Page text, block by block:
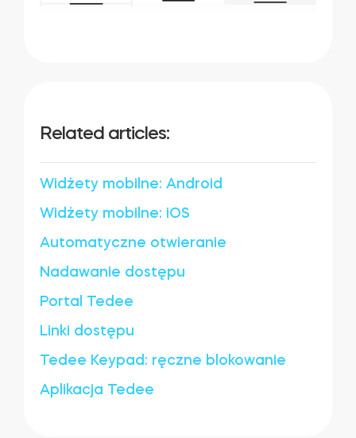
Related articles:
Widżety mobilne: Android
Widżety mobilne: iOS
Automatyczne otwieranie
Nadawanie dostępu
Portal Tedee
Linki dostępu
Tedee Keypad: ręczne blokowanie
Aplikacja Tedee